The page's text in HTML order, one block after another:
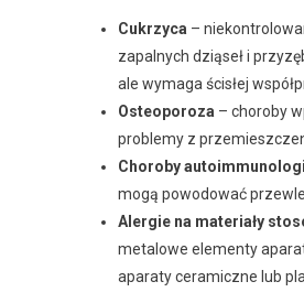
Cukrzyca –
zapalnych dziąseł i
ale wymaga ścisłej
Osteoporoza – choroby
problemy z
Choroby
mogą powodować
Alergie na materiały
metalowe elementy
aparaty ceramiczne lub